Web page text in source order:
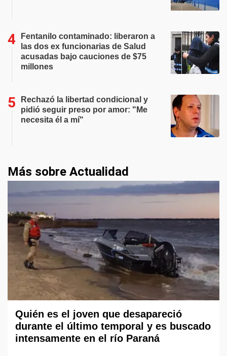
Fentanilo contaminado: liberaron a
las dos ex funcionarias de Salud
acusadas bajo cauciones de $75
millones
Rechazó la libertad condicional y
pidió seguir preso por amor: "Me
necesita él a mí"
Más sobre Actualidad
Quién es el joven que desapareció
durante el último temporal y es buscado
intensamente en el río Paraná